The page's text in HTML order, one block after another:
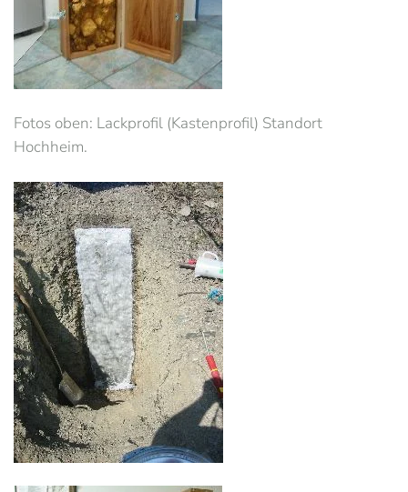
Fotos oben: Lackprofil (Kastenprofil) Standort
Hochheim.